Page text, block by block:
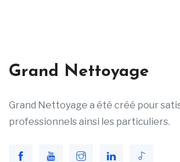
Grand Nettoyage
Grand Nettoyage a été créé pour
professionnels ainsi les particuliers.